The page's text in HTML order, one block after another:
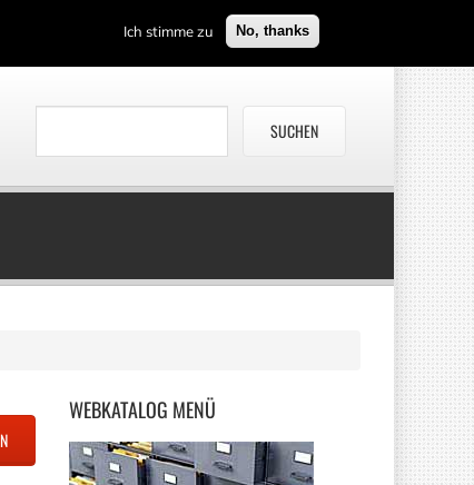
Ich stimme zu No, thanks
WEBKATALOG MENÜ